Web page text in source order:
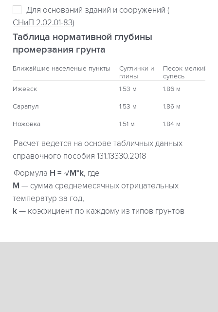
Для оснований зданий и сооружений (
СНиП 2.02.01-83)
Таблица нормативной глубины
промерзания грунта
Ближайшие населеные пункты
Суглинки и
глины
Песок мелкий,
супесь
Ижевск
1.53 м 1.86 м
Сарапул 1.53 м 1.86 м
Ножовка 1.51 м 1.84 м
Расчет ведется на основе табличных данных
справочного пособия 131.13330.2018
Формула H = √M*k, где
М — сумма среднемесячных отрицательных
температур за год,
k — коэфициент по каждому из типов грунтов